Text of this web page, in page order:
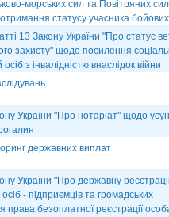
морських сил та Повітряних сил
статусу учасника бойових
13 Закону України "Про статус
захисту" щодо посилення
з інвалідністю внаслідок війни
України "Про нотаріат" щодо
державних виплат
України "Про державну
- підприємців та громадських
безоплатної реєстрації